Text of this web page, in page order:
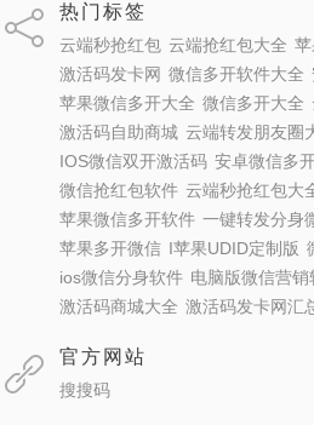
热门标签
云端秒抢红包 云端抢红包大全
激活码发卡网 微信多开软件大全
苹果微信多开大全 微信多开大全
激活码自助商城 云端转发朋友圈
IOS微信双开激活码 安卓微信多
微信抢红包软件 云端秒抢红包大
苹果微信多开软件 一键转发分身
苹果多开微信 I苹果UDID定制版
ios微信分身软件 电脑版微信营销
激活码商城大全 激活码发卡网汇
官方网站
搜搜码